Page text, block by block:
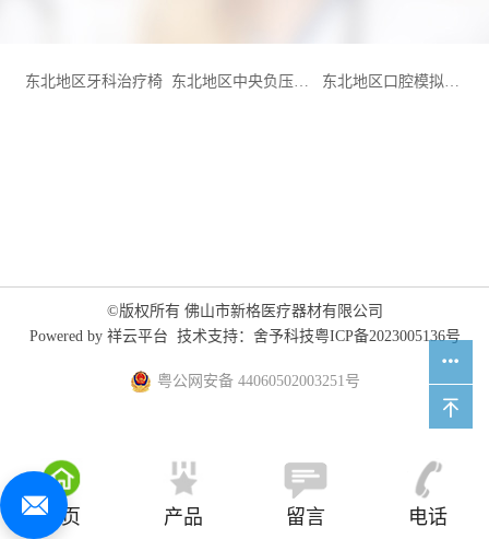
东北地区牙科治疗椅 东北地区中央负压系统 东北地区口腔模拟教学系统
©版权所有 佛山市新格医疗器材有限公司
Powered by 祥云平台 技术支持： 舍予科技粤ICP备2023005136号
粤公网安备 44060502003251号
首页 产品 留言 电话